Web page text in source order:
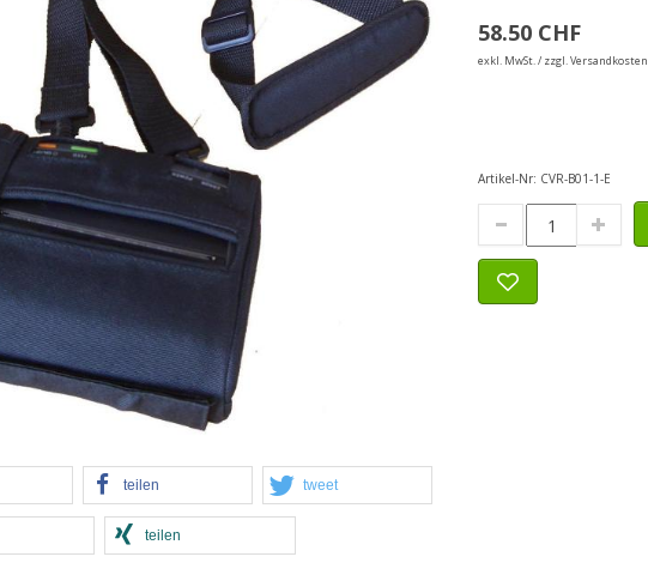
teilen tweet
teilen
58.50 CHF
exkl. MwSt. / zzgl. Versandkosten
Artikel-Nr: CVR-B01-1-E